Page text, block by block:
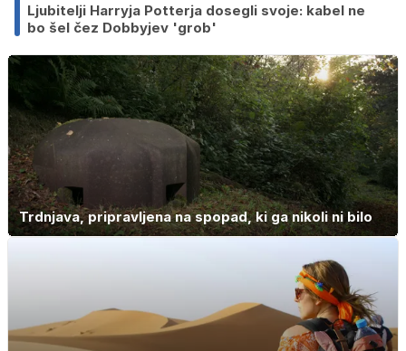
Ljubitelji Harryja Potterja dosegli svoje: kabel ne
bo šel čez Dobbyjev 'grob'
Trdnjava, pripravljena na spopad, ki ga nikoli ni bilo